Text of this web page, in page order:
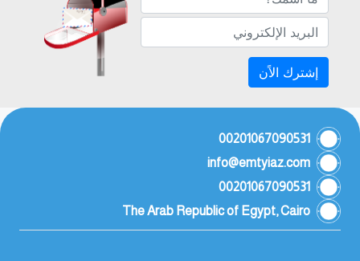
إشترك الاًن
00201067090531
info@emtyiaz.com
00201067090531
The Arab Republic of Egypt, Cairo